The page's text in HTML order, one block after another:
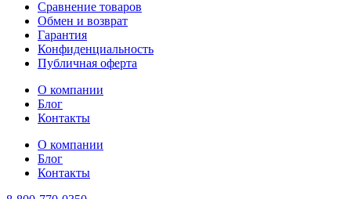
Сравнение товаров
Обмен и возврат
Гарантия
Конфиденциальность
Публичная оферта
О компании
Блог
Контакты
О компании
Блог
Контакты